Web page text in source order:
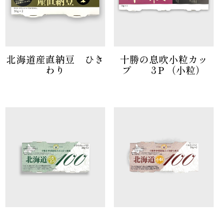
北海道産直納豆 ひき
わり
十勝の息吹小粒カッ
プ 3Ｐ（小粒）